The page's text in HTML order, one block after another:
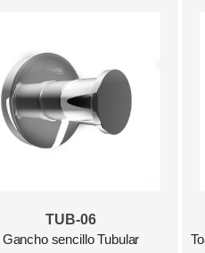
TUB-06
Gancho sencillo Tubular